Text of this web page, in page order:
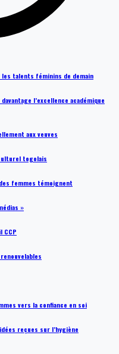
les talents féminins de demain
l’excellence académique
aux veuves
togolais
femmes témoignent
»
CCP
vers la confiance en soi
reçues sur l’hygiène